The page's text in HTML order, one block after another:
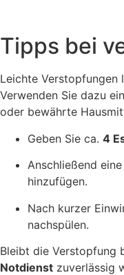
Tipps bei
Leichte Verstopfungen
Verwenden Sie dazu
oder bewährte
Geben Sie ca. 4
Anschließend eine
hinzufügen.
Nach kurzer
nachspülen.
Bleibt die Verstopfung
Notdienst zuverlässig